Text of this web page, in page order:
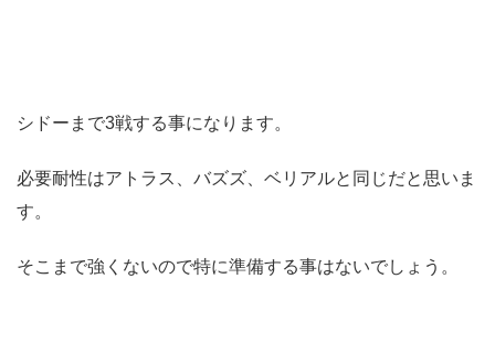
シドーまで3戦する事になります。
必要耐性はアトラス、バズズ、ベリアルと同じだと思いま
す。
そこまで強くないので特に準備する事はないでしょう。